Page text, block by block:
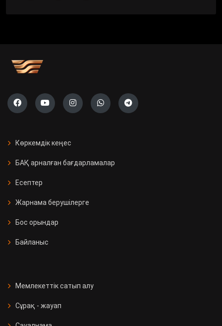
Көркемдік кеңес
БАҚ арналған бағдарламалар
Есептер
Жарнама берушілерге
Бос орындар
Байланыс
Мемлекеттік сатып алу
Сұрақ - жауап